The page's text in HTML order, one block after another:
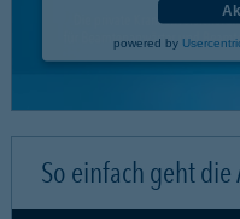
powered by
So einfach geht